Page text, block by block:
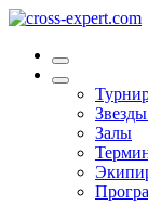
Залы